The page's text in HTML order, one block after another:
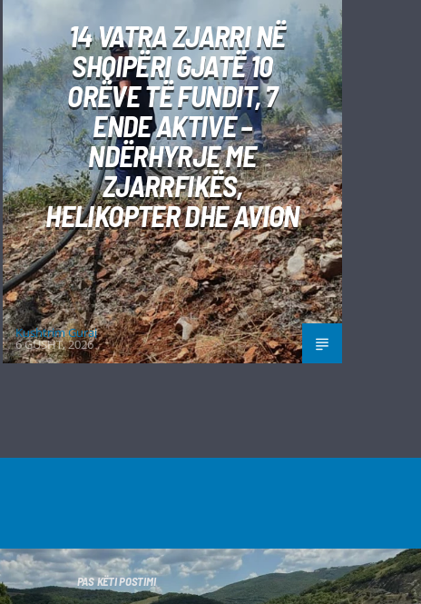
14 VATRA ZJARRI NË
SHQIPËRI GJATË 10
ORËVE TË FUNDIT, 7
ENDE AKTIVE –
NDËRHYRJE ME
ZJARRFIKËS,
HELIKOPTER DHE AVION
Kushtrim Guraj
6 GUSHT, 2026
PAS KËTI POSTIMI